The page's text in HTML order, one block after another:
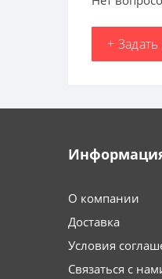
+
О компании
Доставка
Условия
Связаться с